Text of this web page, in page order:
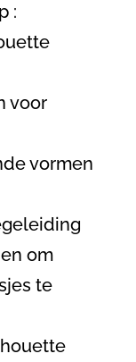
:
voor
vormen
om
te